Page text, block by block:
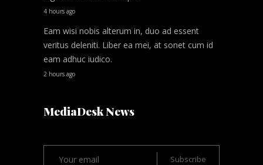
4 hours ago
Eam wisi nobis alterum in, duo ad essent
veritus deleniti. Liber ea mei, at sonet cum id
eam adhuc iudico.
2 hours ago
MediaDesk News